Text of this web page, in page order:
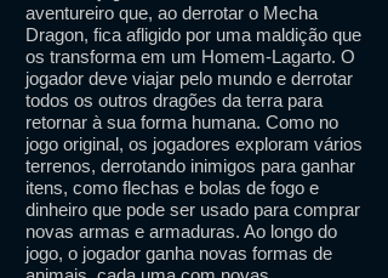
aventureiro que, ao derrotar o Mecha
Dragon, fica afligido por uma maldição que
os transforma em um Homem-Lagarto. O
jogador deve viajar pelo mundo e derrotar
todos os outros dragões da terra para
retornar à sua forma humana. Como no
jogo original, os jogadores exploram vários
terrenos, derrotando inimigos para ganhar
itens, como flechas e bolas de fogo e
dinheiro que pode ser usado para comprar
novas armas e armaduras. Ao longo do
jogo, o jogador ganha novas formas de